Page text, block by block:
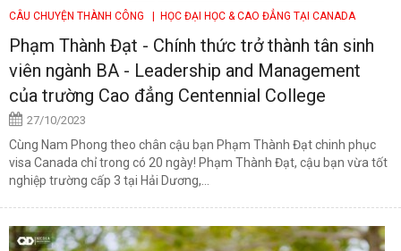
CÂU CHUYỆN THÀNH CÔNG | HỌC ĐẠI HỌC & CAO ĐẲNG TẠI CANADA
Phạm Thành Đạt - Chính thức trở thành tân sinh
viên ngành BA - Leadership and Management
của trường Cao đẳng Centennial College
27/10/2023
Cùng Nam Phong theo chân cậu bạn Phạm Thành Đạt chinh phục
visa Canada chỉ trong có 20 ngày! Phạm Thành Đạt, cậu bạn vừa tốt
nghiệp trường cấp 3 tại Hải Dương,...